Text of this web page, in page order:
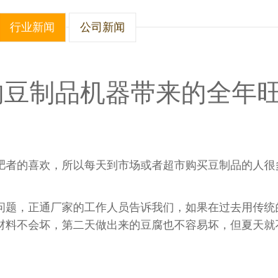
行业新闻 公司新闻
制品机器带来的全年
的喜欢，所以每天到市场或者超市购买豆制品的人很
，正通厂家的工作人员告诉我们，如果在过去用传
不会坏，第二天做出来的豆腐也不容易坏，但夏天